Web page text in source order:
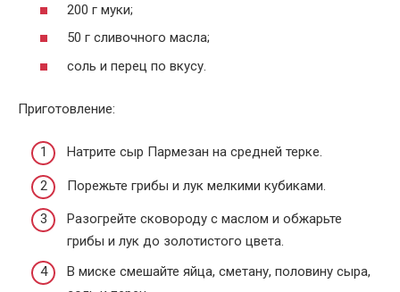
200 г муки;
50 г сливочного масла;
соль и перец по вкусу.
Приготовление:
Натрите сыр Пармезан на средней терке.
Порежьте грибы и лук мелкими кубиками.
Разогрейте сковороду с маслом и обжарьте
грибы и лук до золотистого цвета.
В миске смешайте яйца, сметану, половину сыра,